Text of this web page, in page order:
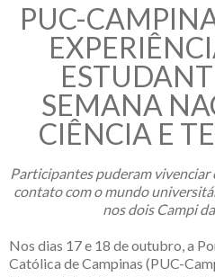
PUC-
SEMANA
CIÊNCIA E
Participantes puderam vivenciar
contato com o mundo
nos dois Campi
Nos dias 17 e 18 de outubro, a
Católica de Campinas (PUC-